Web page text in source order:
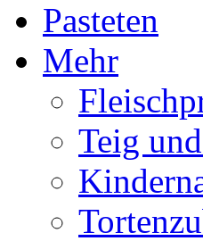
Pasteten
Mehr
Teig